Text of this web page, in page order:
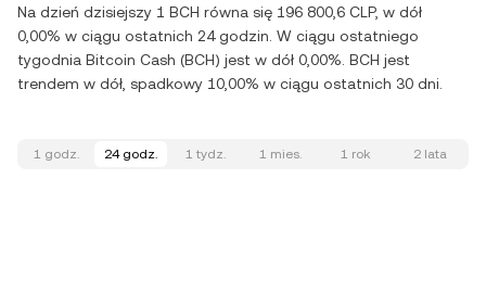
Na dzień dzisiejszy 1 BCH równa się 196 800,6 CLP, w dół
0,00% w ciągu ostatnich 24 godzin. W ciągu ostatniego
tygodnia Bitcoin Cash (BCH) jest w dół 0,00%. BCH jest
trendem w dół, spadkowy 10,00% w ciągu ostatnich 30 dni.
1 godz. 24 godz. 1 tydz. 1 mies. 1 rok 2 lata